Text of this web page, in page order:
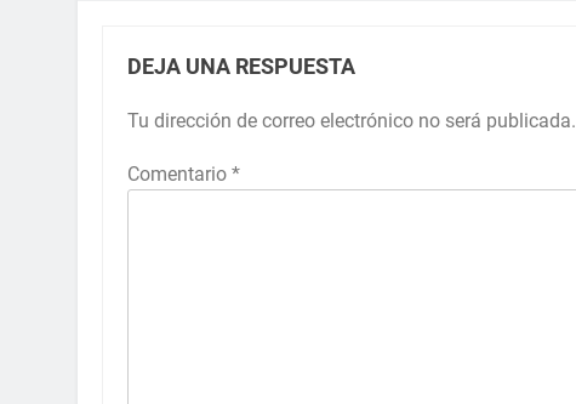
DEJA UNA RESPUESTA
Tu dirección de correo electrónico no será publicada.
Comentario *